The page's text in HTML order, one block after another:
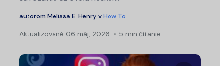
autorom Melissa E. Henry vHow To
Aktualizované 06 máj, 2026 5 min čítanie